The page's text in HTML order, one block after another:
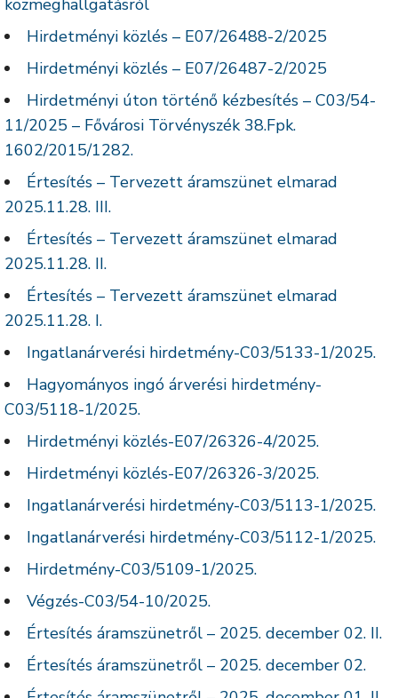
közmeghallgatásról
Hirdetményi közlés – E07/26488-2/2025
Hirdetményi közlés – E07/26487-2/2025
Hirdetményi úton történő kézbesítés – C03/54-
11/2025 – Fővárosi Törvényszék 38.Fpk.
1602/2015/1282.
Értesítés – Tervezett áramszünet elmarad
2025.11.28. III.
Értesítés – Tervezett áramszünet elmarad
2025.11.28. II.
Értesítés – Tervezett áramszünet elmarad
2025.11.28. I.
Ingatlanárverési hirdetmény-C03/5133-1/2025.
Hagyományos ingó árverési hirdetmény-
C03/5118-1/2025.
Hirdetményi közlés-E07/26326-4/2025.
Hirdetményi közlés-E07/26326-3/2025.
Ingatlanárverési hirdetmény-C03/5113-1/2025.
Ingatlanárverési hirdetmény-C03/5112-1/2025.
Hirdetmény-C03/5109-1/2025.
Végzés-C03/54-10/2025.
Értesítés áramszünetről – 2025. december 02. II.
Értesítés áramszünetről – 2025. december 02.